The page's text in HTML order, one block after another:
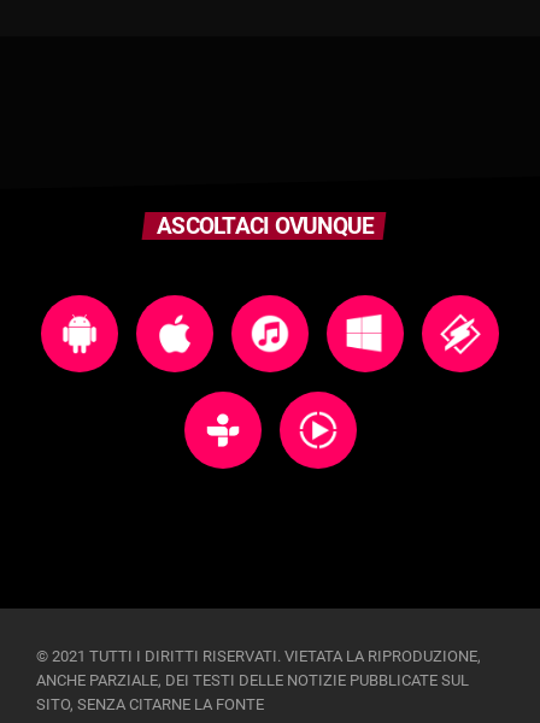
ASCOLTACI OVUNQUE
© 2021 TUTTI I DIRITTI RISERVATI. VIETATA LA RIPRODUZIONE,
ANCHE PARZIALE, DEI TESTI DELLE NOTIZIE PUBBLICATE SUL
SITO, SENZA CITARNE LA FONTE